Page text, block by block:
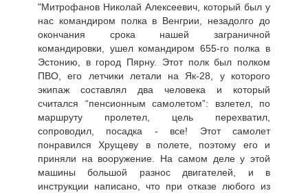
"Митрофанов Николай Алексеевич, который был у
нас командиром полка в Венгрии, незадолго до
окончания срока нашей заграничной
командировки, ушел командиром 655-го полка в
Эстонию, в город Пярну. Этот полк был полком
ПВО, его летчики летали на Як-28, у которого
экипаж составлял два человека и который
считался “пенсионным самолетом”: взлетел, по
маршруту пролетел, цель перехватил,
сопроводил, посадка - все! Этот самолет
понравился Хрущеву в полете, поэтому его и
приняли на вооружение. На самом деле у этой
машины большой разнос двигателей, и в
инструкции написано, что при отказе любого из